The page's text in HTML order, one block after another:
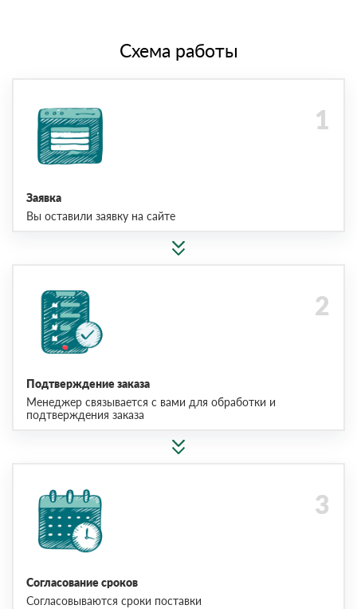
Схема работы
Заявка
Вы оставили заявку на сайте
Подтверждение заказа
Менеджер связывается с вами для обработки и
подтверждения заказа
Согласование сроков
Согласовываются сроки поставки